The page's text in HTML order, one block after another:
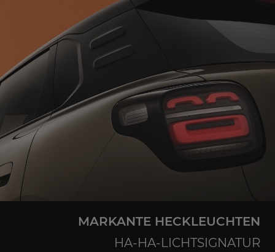
MARKANTE HECKLEUCHTEN
HA-HA-LICHTSIGNATUR